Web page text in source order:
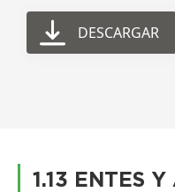
DESCARGAR
1.13 ENTES